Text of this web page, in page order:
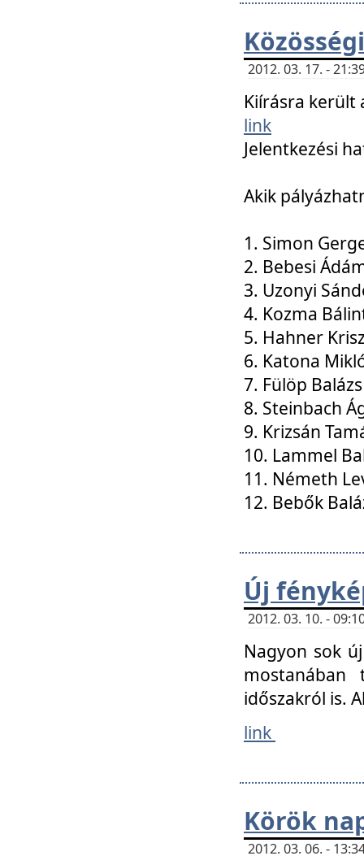
2012. 03. 17. -
Kiírásra került
link
Jelentkezési
Akik
1. Simon
2. Bebesi
3. Uzonyi
4. Kozma
5. Hahner
6. Katona
7. Fülöp Balázs
8. Steinbach
9. Krizsán
10. Lammel
11. Németh
12. Bebők
Új
2012. 03. 10. -
Nagyon sok
mostanában
időszakról is.
link
Körök
2012. 03. 06. -